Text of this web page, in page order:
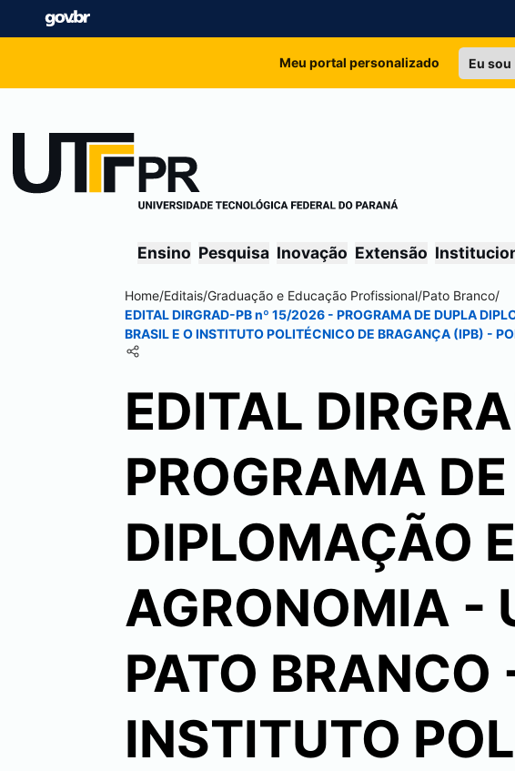
Meu portal personalizado
Ensino Pesquisa Inovação Extensão
Home/Editais/Graduação e Educação Profissional/Pato Branco/
EDITAL DIRGRAD-PB nº 15/2026 - PROGRAMA DE DUPLA
BRASIL E O INSTITUTO POLITÉCNICO DE BRAGANÇA (IPB) -
EDITAL
PROGRAMA
DIPLOMAÇÃO
AGRONOMIA -
PATO BRANCO
INSTITUTO